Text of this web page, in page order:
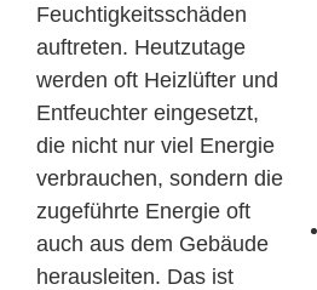
Feuchtigkeitsschäden
auftreten. Heutzutage
werden oft Heizlüfter und
Entfeuchter eingesetzt,
die nicht nur viel Energie
verbrauchen, sondern die
zugeführte Energie oft
auch aus dem Gebäude
herausleiten. Das ist